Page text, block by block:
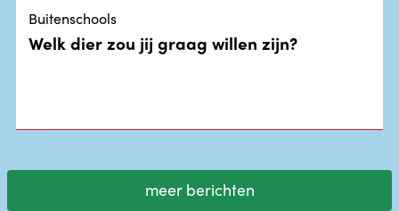
Buitenschools
Welk dier zou jij graag willen zijn?
meer berichten